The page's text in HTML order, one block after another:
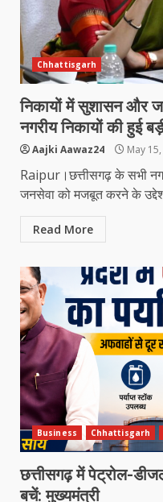
Chhattisgarh
निकायों में सुशासन और
नगरीय निकायों की हुई
Aajki Aawaz24 May
Raipur।छत्तीसगढ़ के सभी
जनसेवा को मजबूत करने के
Read More
Business Chhattisgarh
छत्तीसगढ़ में पेट्रोल-
बचें: मुख्यमंत्री